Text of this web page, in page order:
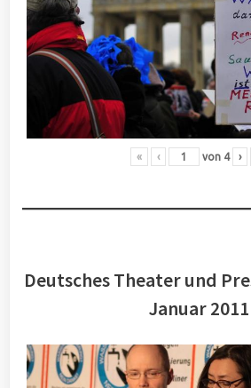
« ‹ von 4 ›
Deutsches Theater und
Januar 2011